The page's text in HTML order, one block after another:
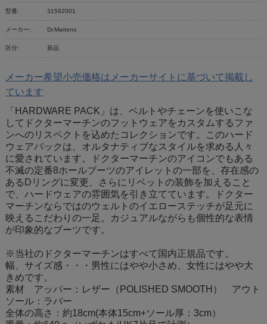
型番: 31592001
メーカー: Dr.Martens
区分: 新品
メーカー希望小売価格はメーカーサイトに基づいて掲載し
ています
「HARDWARE PACK」は、ベルトやチェーンを使いこな
してドクターマーチンのフットウェアをカスタムするファ
ンへのリスペクトを込めたコレクションです。このハード
ウェアパックは、オルタナティブなスタイルを求める人々
に愛されています。ドクターマーチンのアイコンでもある
不滅の定番8ホールブーツのアイレットの一部を、存在感の
あるDリングに変更、さらにリベットの装飾を加えること
で、ハードウェアの雰囲気を引き立てています。ドクター
マーチンならではのウェルトのイエローステッチが足元に
映えるこだわりの一足。カジュアルながらも個性的な表情
が印象的なブーツです。
※当社のドクターマーチンはすべて国内正規品です。
幅、サイズ感・・・男性にはやや小さめ、女性にはやや大
きめです。
素材 アッパー：レザー（POLISHED SMOOTH） アウト
ソール：ラバー
全体の高さ：約18cm(本体15cm+ソール厚：3cm）